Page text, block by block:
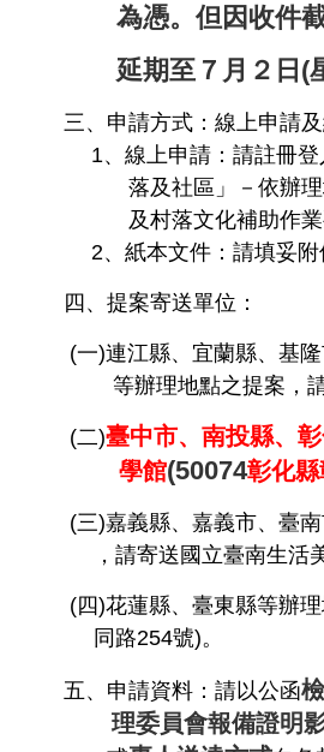
為憑。但因收件截
延期至７月２日(
三、申請方式：線上申請及
1、線上申請：請註冊登
落及社區」－依辦理地
及村落文化補助作業要
2、紙本文件：請填妥附
四、提案寄送單位：
(一)連江縣、宜蘭縣、基
等辦理地點之提案，請
(二)臺中市、南投縣、
學館(50074彰化
(三)嘉義縣、嘉義市、臺
，請寄送國立臺南生活
(四)花蓮縣、臺東縣等辦
同路254號)。
五、申請資料：請以公函
理委員會報備證明影